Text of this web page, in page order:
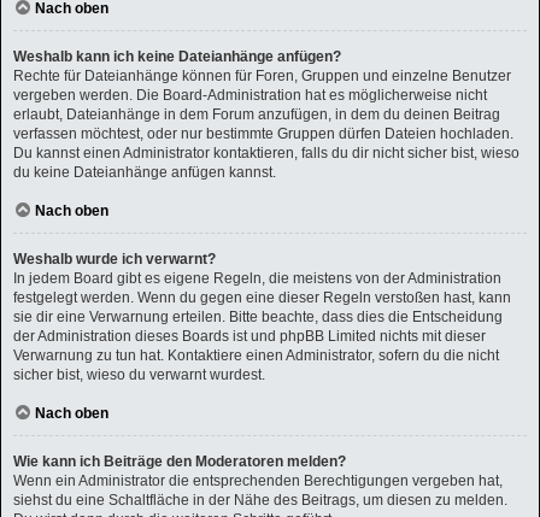
Nach oben
Weshalb kann ich keine Dateianhänge anfügen?
Rechte für Dateianhänge können für Foren, Gruppen und einzelne Benutzer
vergeben werden. Die Board-Administration hat es möglicherweise nicht
erlaubt, Dateianhänge in dem Forum anzufügen, in dem du deinen Beitrag
verfassen möchtest, oder nur bestimmte Gruppen dürfen Dateien hochladen.
Du kannst einen Administrator kontaktieren, falls du dir nicht sicher bist, wieso
du keine Dateianhänge anfügen kannst.
Nach oben
Weshalb wurde ich verwarnt?
In jedem Board gibt es eigene Regeln, die meistens von der Administration
festgelegt werden. Wenn du gegen eine dieser Regeln verstoßen hast, kann
sie dir eine Verwarnung erteilen. Bitte beachte, dass dies die Entscheidung
der Administration dieses Boards ist und phpBB Limited nichts mit dieser
Verwarnung zu tun hat. Kontaktiere einen Administrator, sofern du die nicht
sicher bist, wieso du verwarnt wurdest.
Nach oben
Wie kann ich Beiträge den Moderatoren melden?
Wenn ein Administrator die entsprechenden Berechtigungen vergeben hat,
siehst du eine Schaltfläche in der Nähe des Beitrags, um diesen zu melden.